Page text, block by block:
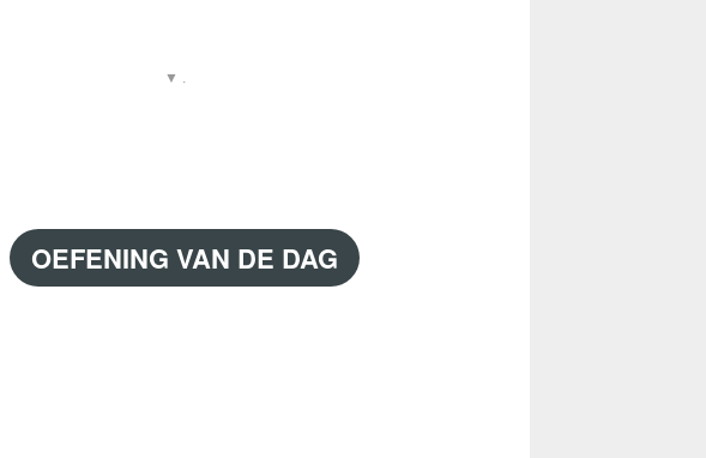
▼ .
OEFENING VAN DE DAG